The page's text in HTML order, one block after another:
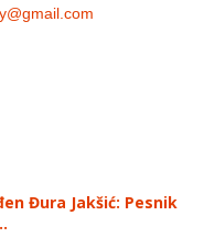
Đura Jakšić: Pesnik